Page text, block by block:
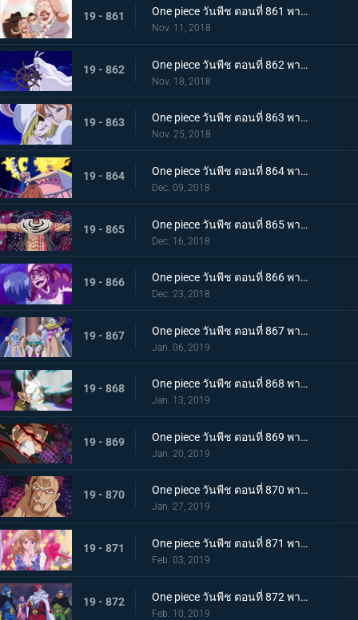
19 - 861 One piece วันพีช ตอนที่ 861 พากย์ไทย เค้กกำลังจม! ซันจิและเบจในศึกหนีตาย!
Nov. 11, 2018
19 - 862 One piece วันพีช ตอนที่ 862 พากย์ไทย ซูลอง! การกลายร่างครั้งใหญ๋ที่แสนพิศวงของแครอท
Nov. 18, 2018
19 - 863 One piece วันพีช ตอนที่ 863 พากย์ไทย บุกทะลวงเข้าไป! สงครามทางทะเลครั้งใหญ่ของพวกหมวกฟาง
Nov. 25, 2018
19 - 864 One piece วันพีช ตอนที่ 864 พากย์ไทย การปะทะกันระหว่าง! สี่จักรพรรดิ ปะทะ พวกหมวกฟาง!
Dec. 09, 2018
19 - 865 One piece วันพีช ตอนที่ 865 พากย์ไทย เคล็ดลับวิชาจากเรย์ลี่! การพลิกเกมการต่อสู้กับคาตาคุริได้เริ่มขึ้นแล้ว
Dec. 16, 2018
19 - 866 One piece วันพีช ตอนที่ 866 พากย์ไทย ในที่สุดก็กลับมา! ซันจิ ชายผู้หยุดสี่จักรพรรดิ
Dec. 23, 2018
19 - 867 One piece วันพีช ตอนที่ 867 พากย์ไทย ศัตรูในเงามืด! นักลอบสังหารจู่โจมลูฟี่!
Jan. 06, 2019
19 - 868 One piece วันพีช ตอนที่ 868 พากย์ไทย การตัดสินใจของลูกผู้ชาย เดิมพันครั้งใหญ๋ที่แลกด้วยชีวิต
Jan. 13, 2019
19 - 869 One piece วันพีช ตอนที่ 869 พากย์ไทย จงตื่นขึ้นมา! ฮาคิสังเกตการณ์ สู่สุดยอดความแข็งแกร่ง!
Jan. 20, 2019
19 - 870 One piece วันพีช ตอนที่ 870 พากย์ไทย หมัดความเร็วสุดยอด! เกียร์ 4 ใหม่เริ่มทำงาน
Jan. 27, 2019
19 - 871 One piece วันพีช ตอนที่ 871 พากย์ไทย ศึกบทสรุป! การต่อสู้แห่งศักดิ์ศรีกับคาตาคุริ!
Feb. 03, 2019
19 - 872 One piece วันพีช ตอนที่ 872 พากย์ไทย เข้าตาจน! กำแพงเหล็กล้อมกรอบลูฟี่!
Feb. 10, 2019